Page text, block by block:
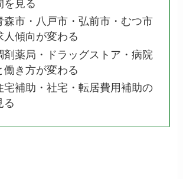
を見る
森市・八戸市・弘前市・むつ市
人傾向が変わる
剤薬局・ドラッグストア・病院
働き方が変わる
宅補助・社宅・転居費用補助の
る